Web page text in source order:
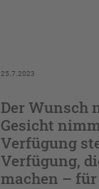
25.7.2023
Der Wunsch
Gesicht
Verfügung
Verfügung,
machen –